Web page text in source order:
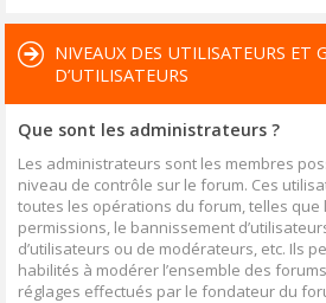
NIVEAUX DES UTILISATEURS ET
D’UTILISATEURS
Que sont les administrateurs ?
Les administrateurs sont les membres
niveau de contrôle sur le forum. Ces
toutes les opérations du forum, telles que
permissions, le bannissement
d’utilisateurs ou de modérateurs, etc. Ils
habilités à modérer l’ensemble des
réglages effectués par le fondateur du